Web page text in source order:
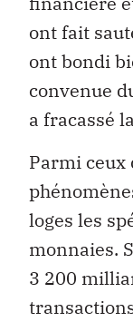
ont fait
ont bondi
convenue
a fracassé
Parmi ceux
loges les
monnaies.
3 200